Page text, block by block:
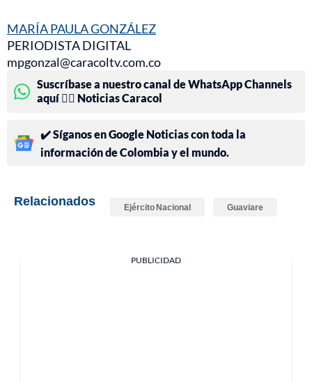
MARÍA PAULA GONZÁLEZ
PERIODISTA DIGITAL
mpgonzal@caracoltv.com.co
Suscríbase a nuestro canal de WhatsApp Channels
aquí 👉🏻 Noticias Caracol
✔️ Síganos en Google Noticias con toda la
información de Colombia y el mundo.
Relacionados Ejército Nacional Guaviare
PUBLICIDAD